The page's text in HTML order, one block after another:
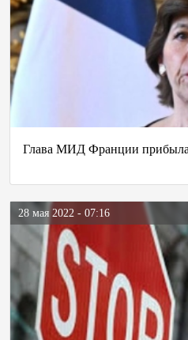
Глава МИД Франции прибыла
28 мая 2022 - 07:16